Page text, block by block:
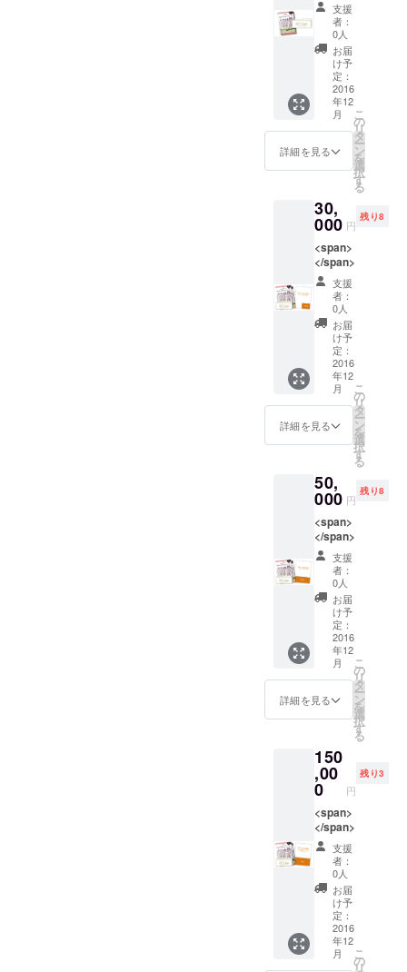
支援
者：
0人
お届
け予
定：
2016
年12
月
詳細を見る
こ
の
リ
タ
ー
ン
を
選
択
す
る
30,
000 円
残り8
<span>
</span>
支援
者：
0人
お届
け予
定：
2016
年12
月
詳細を見る
こ
の
リ
タ
ー
ン
を
選
択
す
る
50,
000 円
残り8
<span>
</span>
支援
者：
0人
お届
け予
定：
2016
年12
月
詳細を見る
こ
の
リ
タ
ー
ン
を
選
択
す
る
150
,00
0 円
残り3
<span>
</span>
支援
者：
0人
お届
け予
定：
2016
年12
月
こ
の
リ